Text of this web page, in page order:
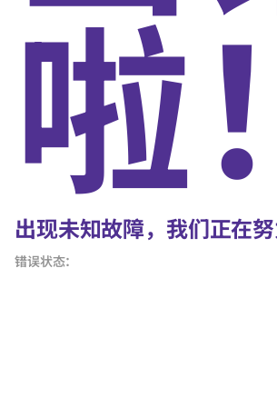
啦！
出现未知故障，我们正在努
错误状态：